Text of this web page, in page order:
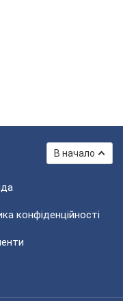
В начало
конфіденційності